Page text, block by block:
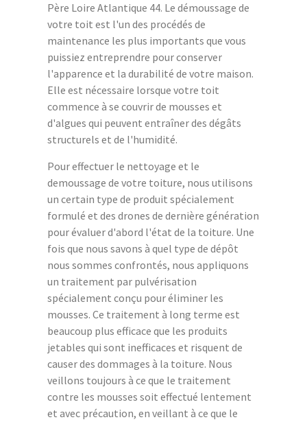
Père Loire Atlantique 44. Le démoussage de
votre toit est l'un des procédés de
maintenance les plus importants que vous
puissiez entreprendre pour conserver
l'apparence et la durabilité de votre maison.
Elle est nécessaire lorsque votre toit
commence à se couvrir de mousses et
d'algues qui peuvent entraîner des dégâts
structurels et de l'humidité.
Pour effectuer le nettoyage et le
demoussage de votre toiture, nous utilisons
un certain type de produit spécialement
formulé et des drones de dernière génération
pour évaluer d'abord l'état de la toiture. Une
fois que nous savons à quel type de dépôt
nous sommes confrontés, nous appliquons
un traitement par pulvérisation
spécialement conçu pour éliminer les
mousses. Ce traitement à long terme est
beaucoup plus efficace que les produits
jetables qui sont inefficaces et risquent de
causer des dommages à la toiture. Nous
veillons toujours à ce que le traitement
contre les mousses soit effectué lentement
et avec précaution, en veillant à ce que le